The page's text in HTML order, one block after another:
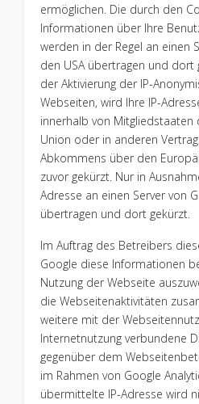
ermöglichen. Die durch den
Informationen über Ihre
werden in der Regel an einen
den USA übertragen und dort
der Aktivierung der IP-
Webseiten, wird Ihre IP-
innerhalb von Mitgliedstaaten
Union oder in anderen
Abkommens über den
zuvor gekürzt. Nur in
Adresse an einen Server von
übertragen und dort gekürzt.
Im Auftrag des Betreibers
Google diese Informationen
Nutzung der Webseite
die Webseitenaktivitäten
weitere mit der
Internetnutzung verbundene
gegenüber dem
im Rahmen von Google
übermittelte IP-Adresse wird